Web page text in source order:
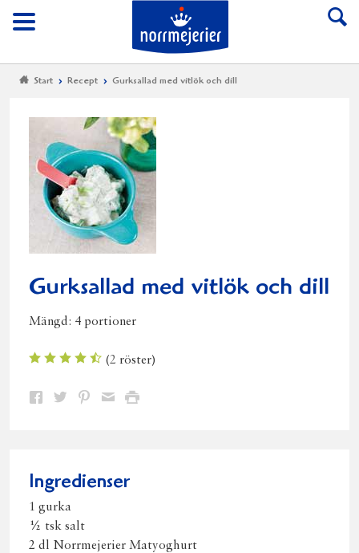
Meny
Till Norrmejerier
Start Recept Gurksallad med vitlök och dill
Gurksallad med vitlök och dill
Mängd: 4 portioner
(2 röster)
Dela Dela Dela DelaSkriv
Ingredienser
1 gurka
½ tsk salt
2 dl Norrmejerier Matyoghurt